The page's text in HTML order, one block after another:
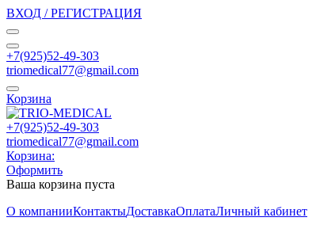
ВХОД / РЕГИСТРАЦИЯ
+7(925)52-49-303
triomedical77@gmail.com
Корзина
+7(925)52-49-303
triomedical77@gmail.com
Корзина:
Оформить
Ваша корзина пуста
О компанииКонтактыДоставкаОплатаЛичный кабинет